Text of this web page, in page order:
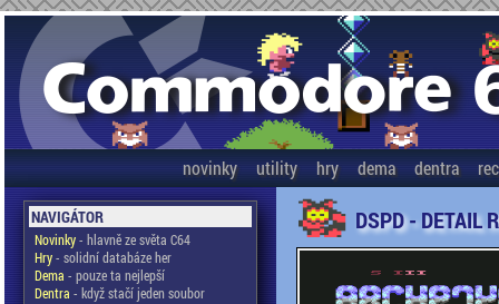
novinky utility hry dema dentra
NAVIGÁTOR
Novinky- hlavně ze světa C64
Hry- solidní databáze her
Dema - pouze ta nejlepší
Dentra - když stačí jeden soubor
DSPD - DETAIL